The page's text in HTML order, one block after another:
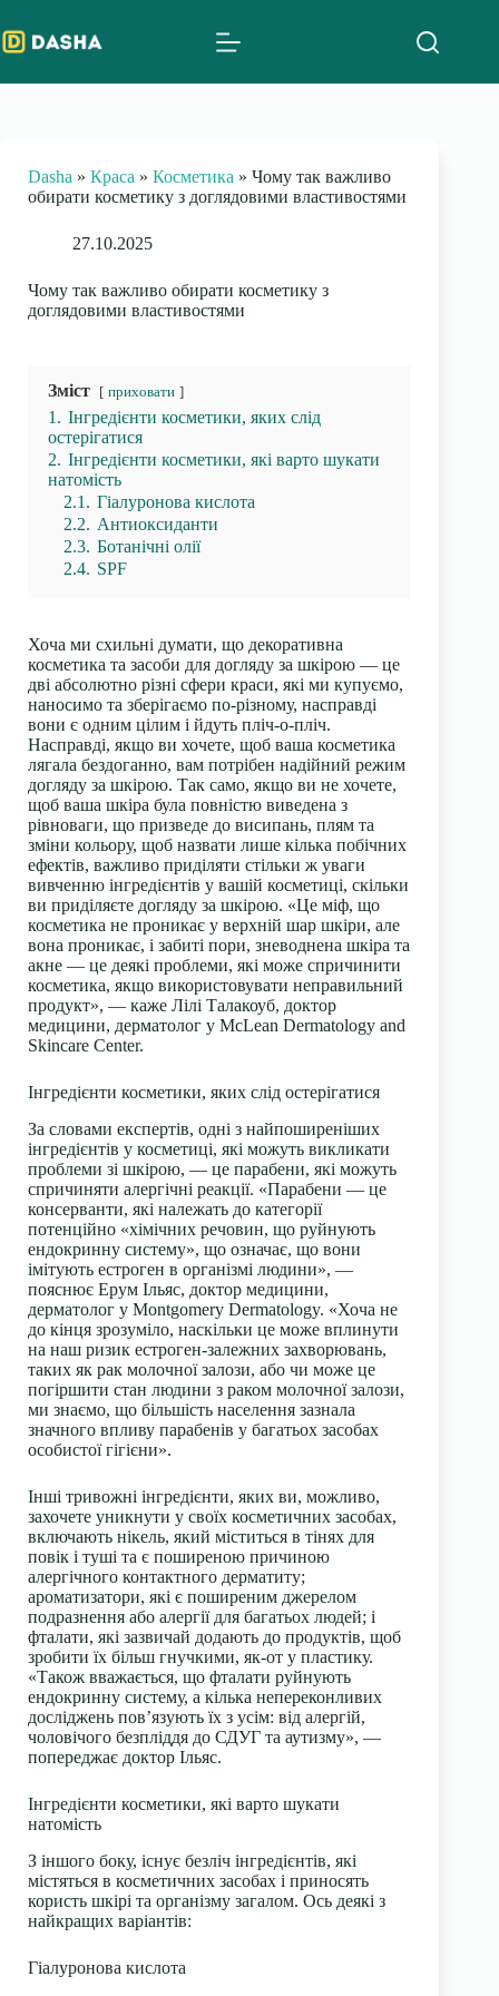
to
content
Dasha » Краса » Косметика » Чому так важливо
обирати косметику з доглядовими властивостями
27.10.2025
Чому так важливо обирати косметику з
доглядовими властивостями
Зміст приховати
1. Інгредієнти косметики, яких слід
остерігатися
2. Інгредієнти косметики, які варто шукати
натомість
2.1. Гіалуронова кислота
2.2. Антиоксиданти
2.3. Ботанічні олії
2.4. SPF
Хоча ми схильні думати, що декоративна
косметика та засоби для догляду за шкірою — це
дві абсолютно різні сфери краси, які ми купуємо,
наносимо та зберігаємо по-різному, насправді
вони є одним цілим і йдуть пліч-о-пліч.
Насправді, якщо ви хочете, щоб ваша косметика
лягала бездоганно, вам потрібен надійний режим
догляду за шкірою. Так само, якщо ви не хочете,
щоб ваша шкіра була повністю виведена з
рівноваги, що призведе до висипань, плям та
зміни кольору, щоб назвати лише кілька побічних
ефектів, важливо приділяти стільки ж уваги
вивченню інгредієнтів у вашій косметиці, скільки
ви приділяєте догляду за шкірою. «Це міф, що
косметика не проникає у верхній шар шкіри, але
вона проникає, і забиті пори, зневоднена шкіра та
акне — це деякі проблеми, які може спричинити
косметика, якщо використовувати неправильний
продукт», — каже Лілі Талакоуб, доктор
медицини, дерматолог у McLean Dermatology and
Skincare Center.
Інгредієнти косметики, яких слід остерігатися
За словами експертів, одні з найпоширеніших
інгредієнтів у косметиці, які можуть викликати
проблеми зі шкірою, — це парабени, які можуть
спричиняти алергічні реакції. «Парабени — це
консерванти, які належать до категорії
потенційно «хімічних речовин, що руйнують
ендокринну систему», що означає, що вони
імітують естроген в організмі людини», —
пояснює Ерум Ільяс, доктор медицини,
дерматолог у Montgomery Dermatology. «Хоча не
до кінця зрозуміло, наскільки це може вплинути
на наш ризик естроген-залежних захворювань,
таких як рак молочної залози, або чи може це
погіршити стан людини з раком молочної залози,
ми знаємо, що більшість населення зазнала
значного впливу парабенів у багатьох засобах
особистої гігієни».
Інші тривожні інгредієнти, яких ви, можливо,
захочете уникнути у своїх косметичних засобах,
включають нікель, який міститься в тінях для
повік і туші та є поширеною причиною
алергічного контактного дерматиту;
ароматизатори, які є поширеним джерелом
подразнення або алергії для багатьох людей; і
фталати, які зазвичай додають до продуктів, щоб
зробити їх більш гнучкими, як-от у пластику.
«Також вважається, що фталати руйнують
ендокринну систему, а кілька непереконливих
досліджень пов’язують їх з усім: від алергій,
чоловічого безпліддя до СДУГ та аутизму», —
попереджає доктор Ільяс.
Інгредієнти косметики, які варто шукати
натомість
З іншого боку, існує безліч інгредієнтів, які
містяться в косметичних засобах і приносять
користь шкірі та організму загалом. Ось деякі з
найкращих варіантів:
Гіалуронова кислота